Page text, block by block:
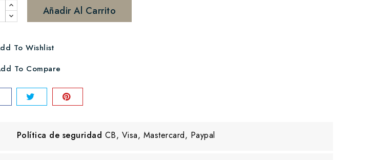
Añadir Al Carrito
To Wishlist
To Compare
Política de seguridad CB, Visa, Mastercard, Paypal